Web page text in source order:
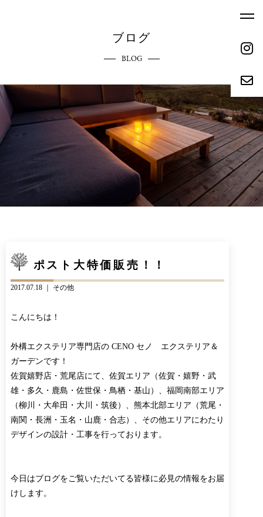
ホーム
HOME
エクステリアへのこだわり
COMMITMENT
参考価格
REFERENCE PRICE
施工実績
お問い合わせ
CONTACT
ブログ
BLOG
ポスト大特価販売！！
2017.07.18 ｜ その他
こんにちは！
外構エクステリア専門店の CENO セノ エクステリア＆
ガーデンです！
佐賀嬉野店・荒尾店にて、佐賀エリア（佐賀・嬉野・武
雄・多久・鹿島・佐世保・鳥栖・基山）、福岡南部エリア
（柳川・大牟田・大川・筑後）、熊本北部エリア（荒尾・
南関・長洲・玉名・山鹿・合志）、その他エリアにわたり
デザインの設計・工事を行っております。
今日はブログをご覧いただいてる皆様に必見の情報をお届
けします。